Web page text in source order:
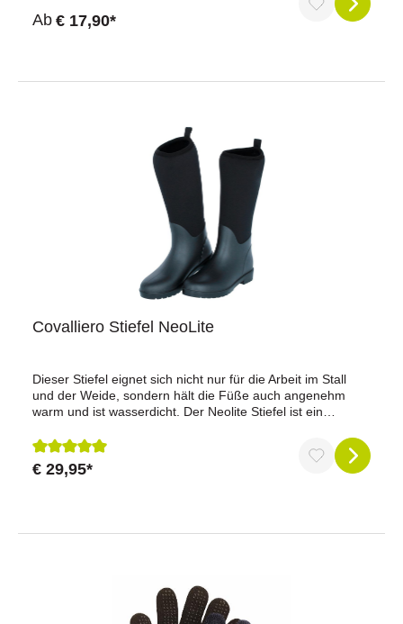
Wenn die Wadenweite variiert oder eine Wade weiter ist,
man sehr kräftige Waden hat oder noch im Wachstum ist,
Ab € 17,90*
Covalliero Stiefel NeoLite
Dieser Stiefel eignet sich nicht nur für die Arbeit im Stall
und der Weide, sondern hält die Füße auch angenehm
warm und ist wasserdicht. Der Neolite Stiefel ist ein
KERBL.ideal für die Arbeit im Stall und auf der
Weidekräftige Sohle mit selbstreinigendem Profil für hohe
Rutschsicherheitdurch die wärmeisolierende Eigenschaft
Durchschnittliche Bewertung von 5 von 5 Sternen
€ 29,95*